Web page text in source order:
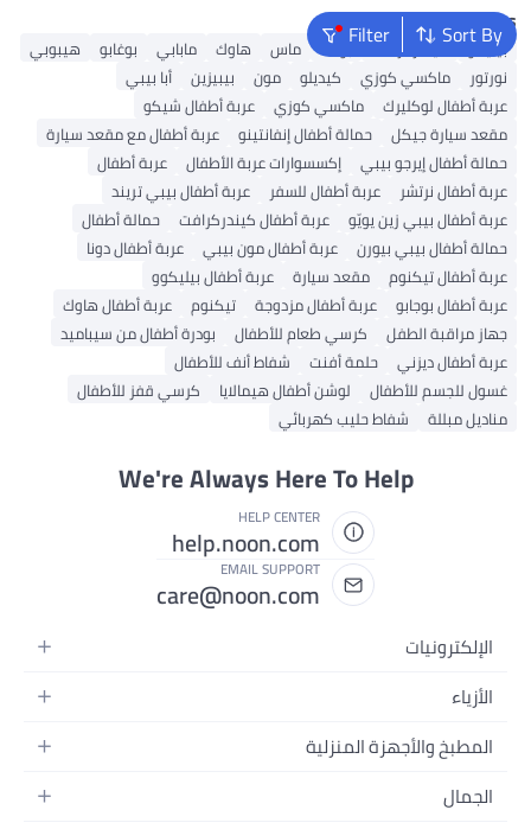
Sort By
FilterPopular Searches
بيليكو كيندركرافت بوكلا ماس هاوك مابابي بوغابو
هيبوبي
نورتور
ماكسي كوزي كيديلو مون بيبيزين
أبا بيبي
عربة أطفال لوكليرك
ماكسي كوزي
عربة أطفال شيكو
مقعد سيارة جيكل
حمالة أطفال إنفانتينو
عربة أطفال مع مقعد سيارة
حمالة أطفال إيرجو بيبي
إكسسوارات عربة الأطفال
عربة أطفال
عربة أطفال نرتشر
عربة أطفال للسفر
عربة أطفال بيبي تريند
عربة أطفال بيبي زين يويّو
عربة أطفال كيندركرافت
حمالة أطفال
حمالة أطفال بيبي بيورن
عربة أطفال مون بيبي
عربة أطفال دونا
عربة أطفال تيكنوم
مقعد سيارة
عربة أطفال بيليكوو
عربة أطفال بوجابو
عربة أطفال مزدوجة تيكنوم
عربة أطفال هاوك
جهاز مراقبة الطفل
كرسي طعام للأطفال
بودرة أطفال من سيباميد
عربة أطفال ديزني
حلمة أفنت
شفاط أنف للأطفال
غسول للجسم للأطفال
لوشن أطفال هيمالايا
كرسي قفز للأطفال
مناديل مبللة
شفاط حليب كهربائي
We're Always Here To Help
HELP CENTER
help.noon.com
EMAIL SUPPORT
care@noon.com
الإلكترونيات
الهواتف المتحركة
أجهزة الكمبيوتر المحمولة
أجهزة الكمبيوتر المكتبية
الأزياء
أزياء نسائية
أزياء الأطفال
المطبخ والأجهزة المنزلية
الأجهزة الكبيرة
الجمال